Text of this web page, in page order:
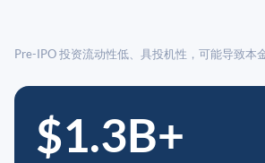
Pre-IPO 投资流动性低、具投机性，可能导致本
$1.3B+